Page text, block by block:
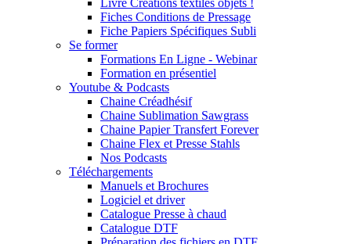
Livre Créations textiles objets !
Fiches Conditions de Pressage
Fiche Papiers Spécifiques Subli
Se former
Formations En Ligne - Webinar
Formation en présentiel
Youtube & Podcasts
Chaine Créadhésif
Chaine Sublimation Sawgrass
Chaine Papier Transfert Forever
Chaine Flex et Presse Stahls
Nos Podcasts
Téléchargements
Manuels et Brochures
Logiciel et driver
Catalogue Presse à chaud
Catalogue DTF